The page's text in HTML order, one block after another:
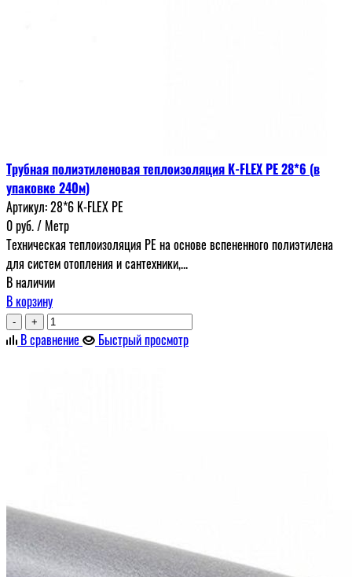
Трубная полиэтиленовая теплоизоляция K-FLEX PE 28*6 (в
упаковке 240м)
Артикул:28*6 K-FLEX PE
0руб./ Метр
Техническая теплоизоляция PE на основе вспененного полиэтилена
для систем отопления и сантехники,...
В наличии
В корзину
- +
В сравнение Быстрый просмотр